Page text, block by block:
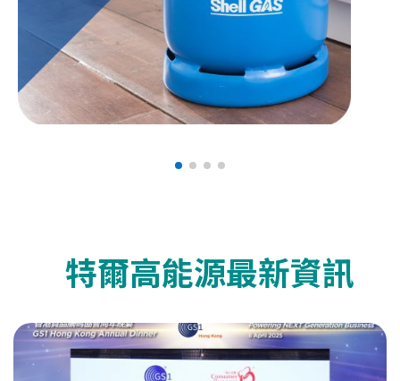
特爾高能源最新資訊